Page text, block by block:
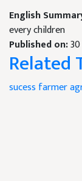
English
every children
Published on:
Related
sucess farmer